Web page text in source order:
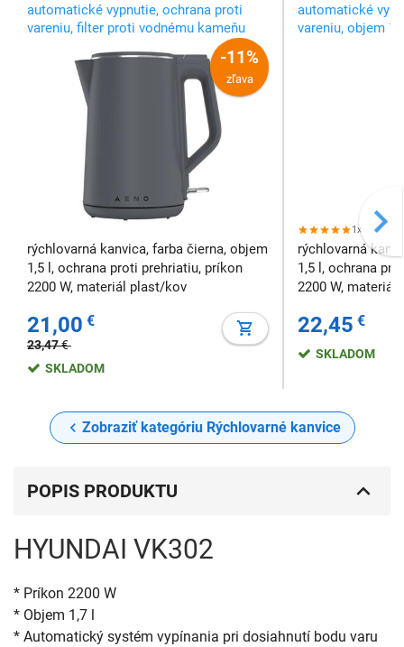
automatické vypnutie, ochrana proti
vareniu, filter proti vodnému kameňu
-11%
zľava
rýchlovarná kanvica, farba čierna, objem
1,5 l, ochrana proti prehriatiu, príkon
2200 W, materiál plast/kov
21,00 €
23,47€
SKLADOM
automatické
vareniu, objem
1x
rýchlovarná
1,5 l, ochrana
2200 W,
22,45 €
SKLADOM
Zobraziť kategóriu Rýchlovarné kanvice
POPIS PRODUKTU
HYUNDAI VK302
* Príkon 2200 W
* Objem 1,7 l
* Automatický systém vypínania pri dosiahnutí bodu varu